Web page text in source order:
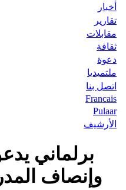
أخبار
تقارير
مقابلات
ثقافة
دعوة
ملتميديا
اتصل بنا
Francais
Pulaar
الأرشيف
برلماني
وإنصاف